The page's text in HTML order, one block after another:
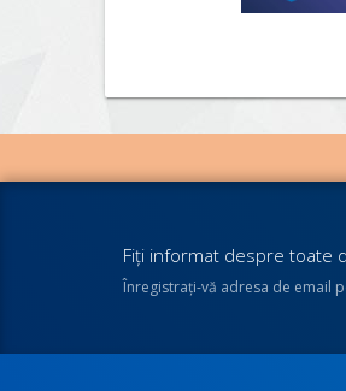
Fiţi informat despre toate
Înregistraţi-vă adresa de email